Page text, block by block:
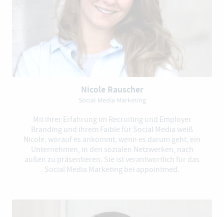
Nicole Rauscher
Social Media Marketing
Mit ihrer Erfahrung im Recruiting und Employer
Branding und ihrem Faible für Social Media weiß
Nicole, worauf es ankommt, wenn es darum geht, ein
Unternehmen, in den sozialen Netzwerken, nach
außen zu präsentieren. Sie ist verantwortlich für das
Social Media Marketing bei appointmed.